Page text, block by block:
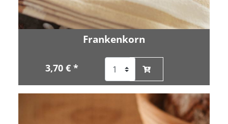
Frankenkorn
3,70 € *